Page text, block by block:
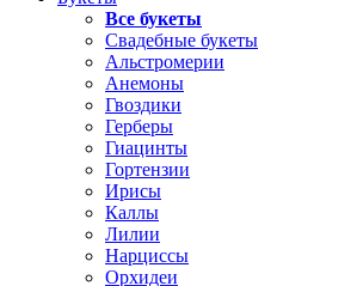
Все букеты
Свадебные букеты
Альстромерии
Анемоны
Гвоздики
Герберы
Гиацинты
Гортензии
Ирисы
Каллы
Лилии
Нарциссы
Орхидеи